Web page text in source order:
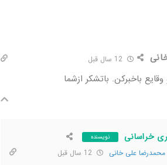
12 سال قبل
باخبرکن. باتشکر ازشما
خراسانی نویسنده
محمدرضا علی خانی